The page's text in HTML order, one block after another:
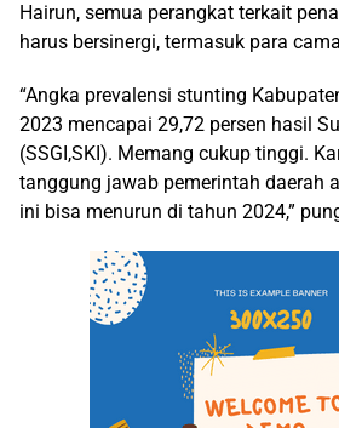
Hairun, semua perangkat terkait
harus bersinergi, termasuk para
“Angka prevalensi stunting
2023 mencapai 29,72 persen hasil
(SSGI,SKI). Memang cukup tinggi.
tanggung jawab pemerintah daerah
ini bisa menurun di tahun 2024,”